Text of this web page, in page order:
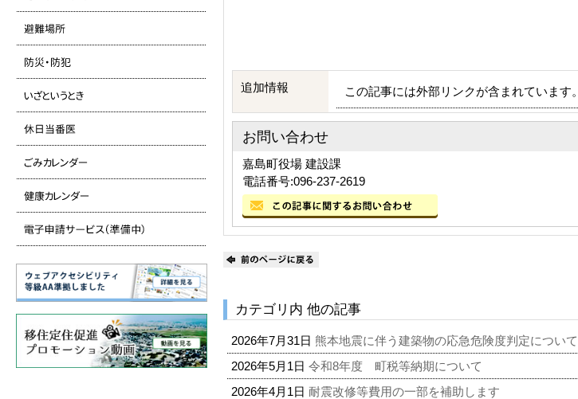
追加情報 この記事には外部リンクが含まれています。
お問い合わせ
嘉島町役場 建設課
電話番号:096-237-2619
カテゴリ内 他の記事
2026年7月31日 熊本地震に伴う建築物の応急危険度判定について
2026年5月1日 令和8年度 町税等納期について
2026年4月1日 耐震改修等費用の一部を補助します